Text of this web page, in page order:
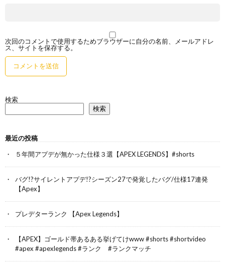
次回のコメントで使用するためブラウザーに自分の名前、メールアドレ
ス、サイトを保存する。
検索
検索
最近の投稿
５年間アプデが無かった仕様３選【APEX LEGENDS】#shorts
バグ!?サイレントアプデ!?シーズン27で発覚したバグ/仕様17連発
【Apex】
プレデターランク 【Apex Legends】
【APEX】ゴールド帯あるある挙げてけwww #shorts #shortvideo
#apex #apexlegends #ランク #ランクマッチ